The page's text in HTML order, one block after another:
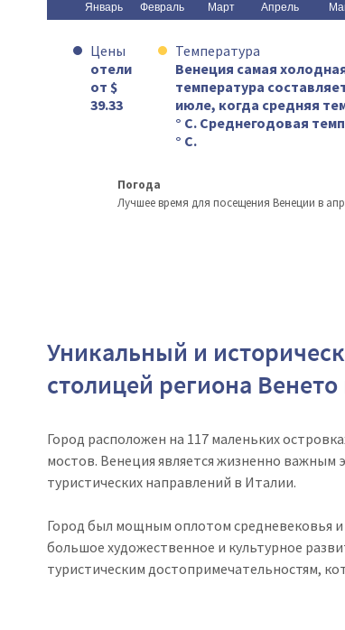
Цены
отели
от $
39.33
Температура
Венеция самая
температура
июле, когда средняя
° C. Среднегодовая
° C.
Погода
Лучшее время для посещения Венеции в
Уникальный и
столицей региона
Город расположен на 117 маленьких
мостов. Венеция является жизненно
туристических направлений в Италии.
Город был мощным оплотом средневековья и
большое художественное и культурное
туристическим достопримечательностям,